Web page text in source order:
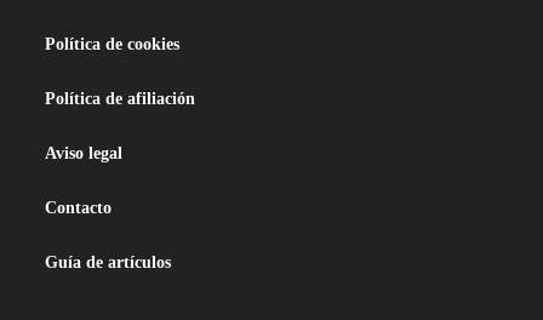
Política de cookies
Política de afiliación
Aviso legal
Contacto
Guía de artículos